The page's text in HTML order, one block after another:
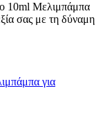
10ml Μελιμπάμπα
σας με τη δύναμη